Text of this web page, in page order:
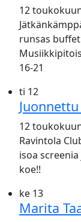
12
runsas
16-21
ti 12
12
Ravintola
isoa
koe!!
ke 13
Marita